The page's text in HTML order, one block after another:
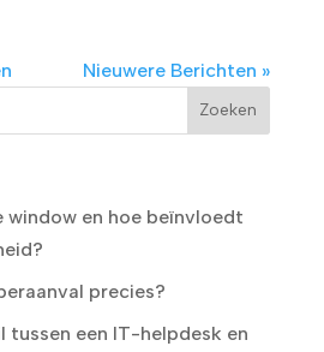
Nieuwere Berichten »
window en hoe beïnvloedt
precies?
tussen een IT-helpdesk en